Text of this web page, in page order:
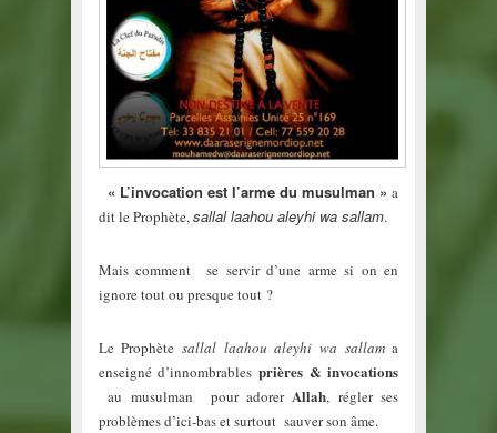
« L’invocation est l’arme du musulman »a
dit le Prophète,sallal laahou aleyhi wa sallam.
Mais comment se servir d’une arme si on en
ignore tout ou presque tout ?
Le Prophète sallal laahou aleyhi wa sallama
enseigné d’innombrables prières & invocations
au musulman pour adorerAllah, régler ses
problèmes d’ici-bas et surtout sauver son âme.